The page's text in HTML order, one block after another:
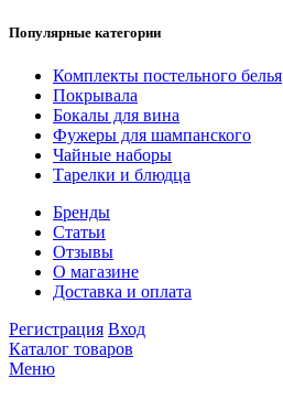
Популярные категории
Комплекты постельного белья
Покрывала
Бокалы для вина
Фужеры для шампанского
Чайные наборы
Тарелки и блюдца
Бренды
Статьи
Отзывы
О магазине
Доставка и оплата
Регистрация Вход
Каталог товаров
Меню